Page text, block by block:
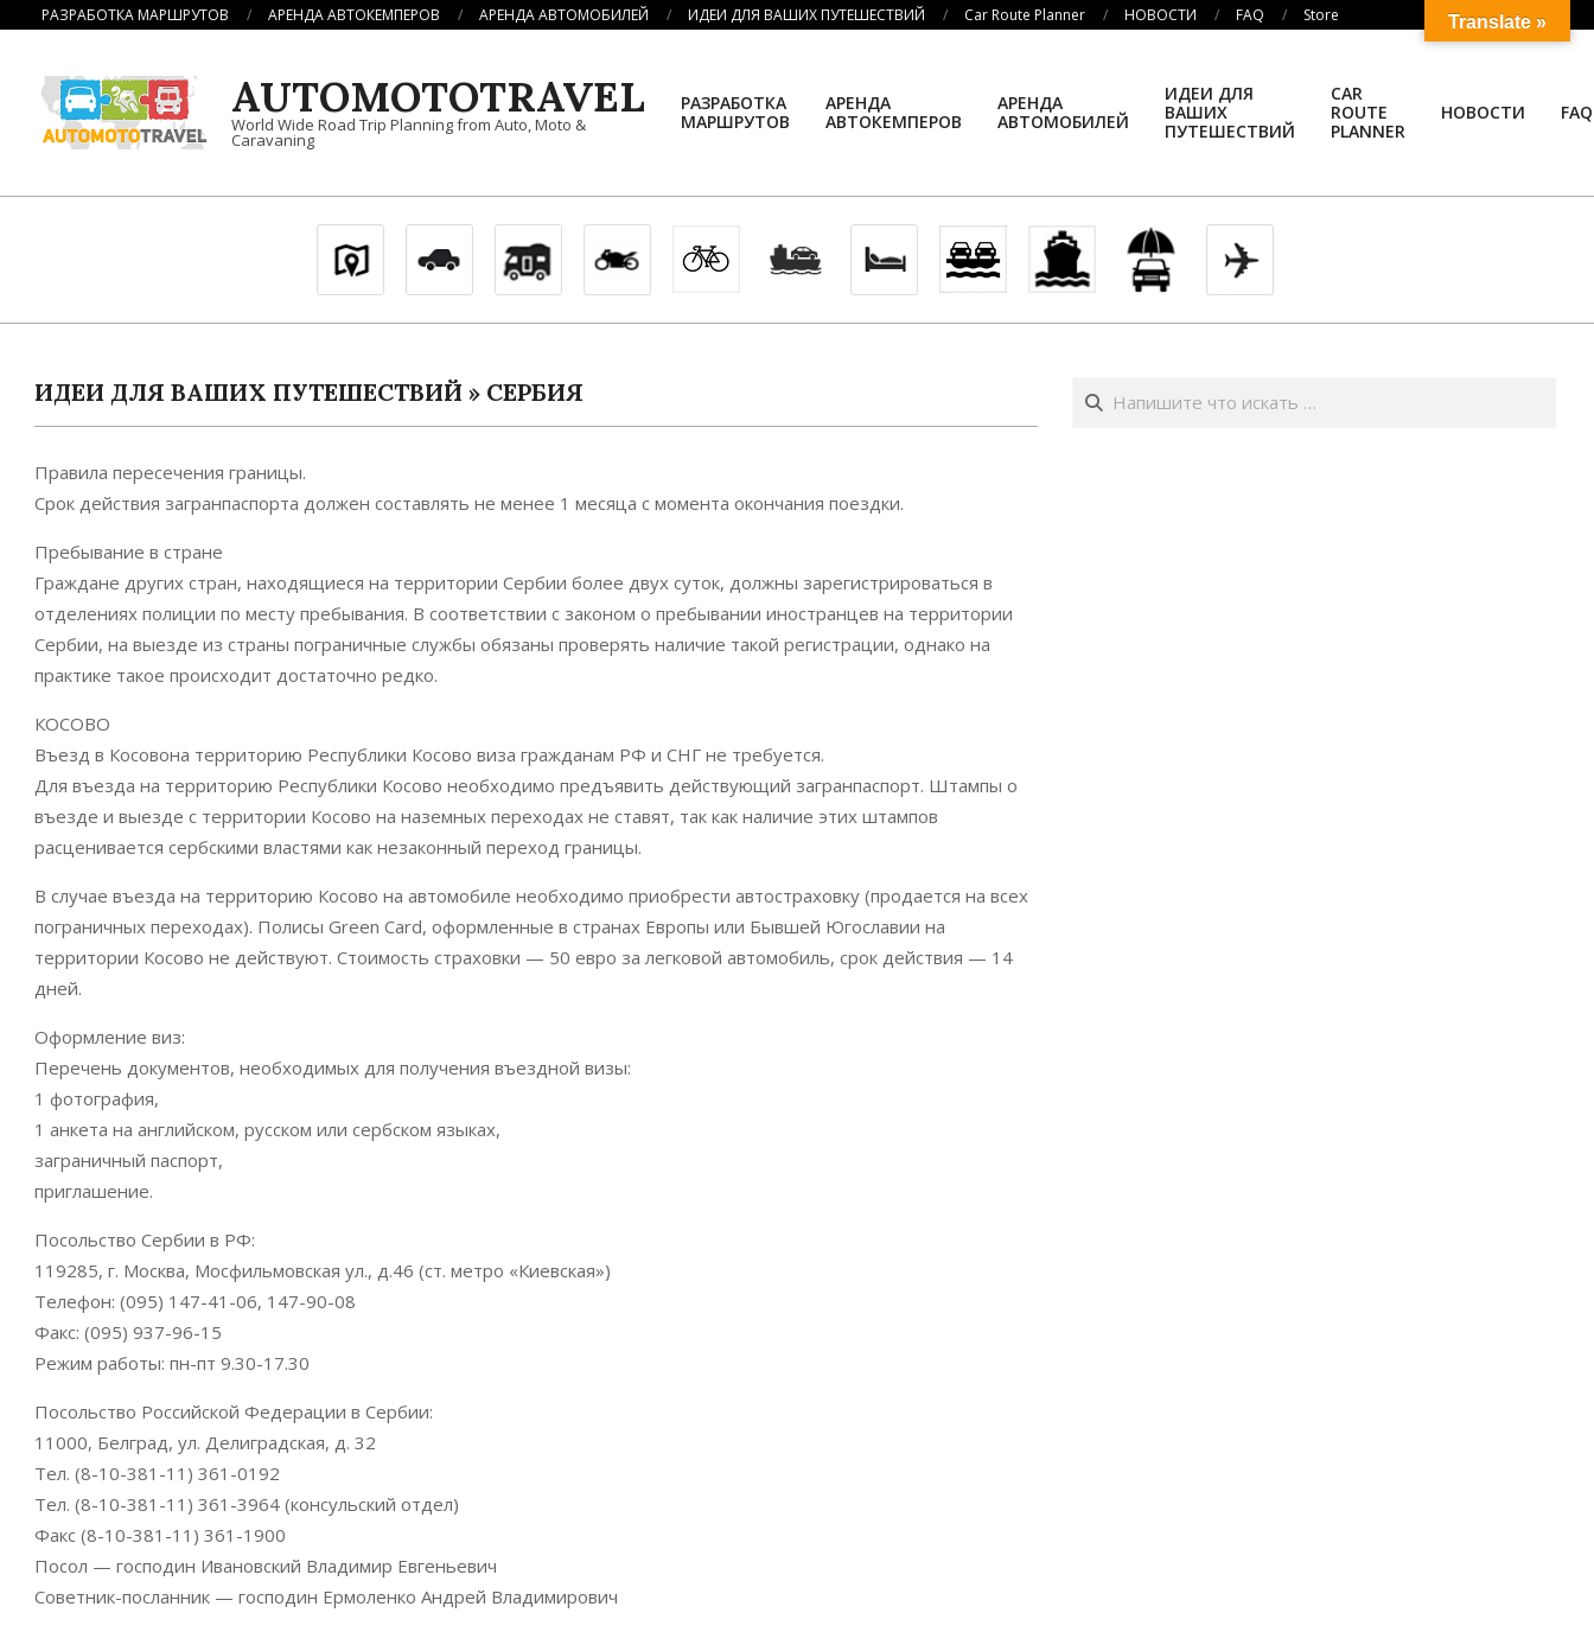
Перейти
содержимому
РАЗРАБОТКА МАРШРУТОВ АРЕНДА АВТОКЕМПЕРОВ АРЕНДА АВТОМОБИЛЕЙ ИДЕИ ДЛЯ ВАШИХ ПУТЕШЕСТВИЙ Car Route Planner НОВОСТИ FAQ Store
AUTOMOTOTRAVEL
World Wide Road Trip Planning from Auto, Moto &
Caravaning
РАЗРАБОТКА
МАРШРУТОВ
АРЕНДА
АВТОКЕМПЕРОВ
АРЕНДА
АВТОМОБИЛЕЙ
ИДЕИ ДЛЯ
ВАШИХ
ПУТЕШЕСТВИЙ
CAR
ROUTE
PLANNER
НОВОСТИ FAQ
ИДЕИ ДЛЯ ВАШИХ ПУТЕШЕСТВИЙ » СЕРБИЯ
Правила пересечения границы.
Срок действия загранпаспорта должен составлять не менее 1 месяца с момента окончания поездки.
Пребывание в стране
Граждане других стран, находящиеся на территории Сербии более двух суток, должны зарегистрироваться в
отделениях полиции по месту пребывания. В соответствии с законом о пребывании иностранцев на территории
Сербии, на выезде из страны пограничные службы обязаны проверять наличие такой регистрации, однако на
практике такое происходит достаточно редко.
КОСОВО
Въезд в Косовона территорию Республики Косово виза гражданам РФ и СНГ не требуется.
Для въезда на территорию Республики Косово необходимо предъявить действующий загранпаспорт. Штампы о
въезде и выезде с территории Косово на наземных переходах не ставят, так как наличие этих штампов
расценивается сербскими властями как незаконный переход границы.
В случае въезда на территорию Косово на автомобиле необходимо приобрести автостраховку (продается на всех
пограничных переходах). Полисы Green Card, оформленные в странах Европы или Бывшей Югославии на
территории Косово не действуют. Стоимость страховки — 50 евро за легковой автомобиль, срок действия — 14
дней.
Оформление виз:
Перечень документов, необходимых для получения въездной визы:
1 фотография,
1 анкета на английском, русском или сербском языках,
заграничный паспорт,
приглашение.
Посольство Сербии в РФ:
119285, г. Москва, Мосфильмовская ул., д.46 (ст. метро «Киевская»)
Телефон: (095) 147-41-06, 147-90-08
Факс: (095) 937-96-15
Режим работы: пн-пт 9.30-17.30
Посольство Российской Федерации в Сербии:
11000, Белград, ул. Делиградская, д. 32
Тел. (8-10-381-11) 361-0192
Тел. (8-10-381-11) 361-3964 (консульский отдел)
Факс (8-10-381-11) 361-1900
Посол — господин Ивановский Владимир Евгеньевич
Советник-посланник — господин Ермоленко Андрей Владимирович
Поиск
Translate »